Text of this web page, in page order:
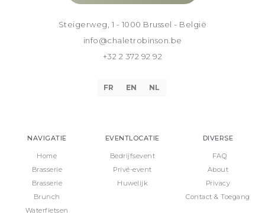
Steigerweg, 1 - 1000 Brussel - België
info@chaletrobinson.be
+32 2 372 92 92
FR EN NL
NAVIGATIE
Home
Brasserie
Brasserie
Brunch
Waterfietsen
EVENTLOCATIE
Bedrijfsevent
Privé-event
Huwelijk
DIVERSE
FAQ
About
Privacy
Contact & Toegang